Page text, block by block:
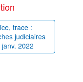
trace :
judiciaires
2022